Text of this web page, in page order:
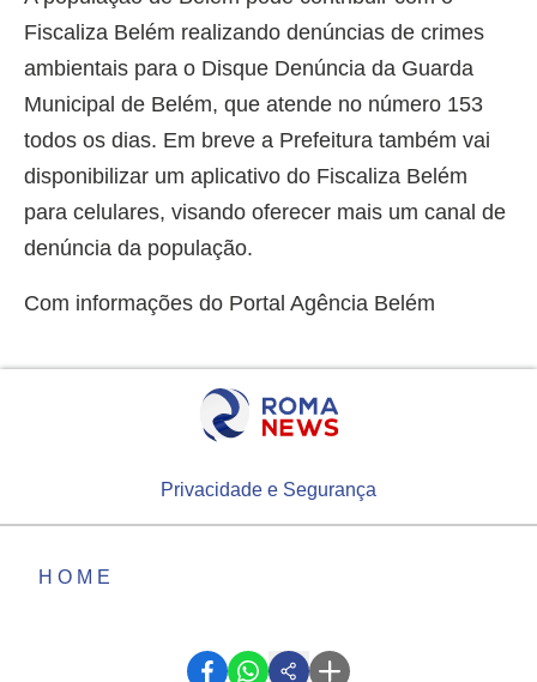
Fiscaliza Belém realizando denúncias de crimes
ambientais para o Disque Denúncia da Guarda
Municipal de Belém, que atende no número 153
todos os dias. Em breve a Prefeitura também vai
disponibilizar um aplicativo do Fiscaliza Belém
para celulares, visando oferecer mais um canal de
denúncia da população.
Com informações do Portal Agência Belém
Privacidade e Segurança
HOME